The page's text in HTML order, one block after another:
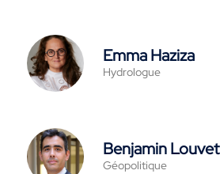
Emma Haziza
Hydrologue
Benjamin Louvet
Géopolitique